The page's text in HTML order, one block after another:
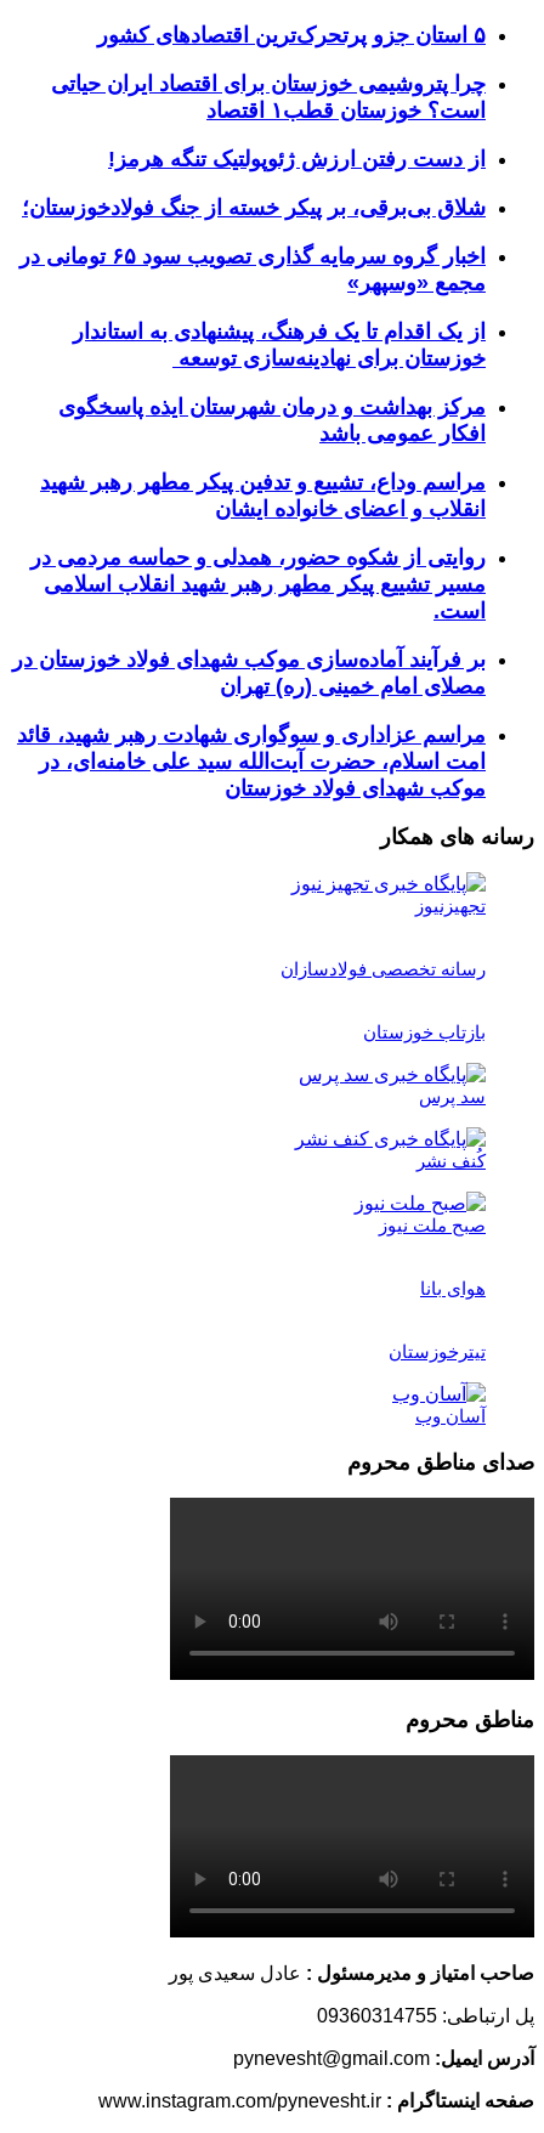
۵ استان جزو پرتحرک‌ترین اقتصاد‌های کشور
چرا پتروشیمی خوزستان برای اقتصاد ایران حیاتی
است؟ خوزستان قطب۱ اقتصاد
از دست رفتن ارزش ژئوپولتیک تنگه هرمز!
شلاق‌ بی‌برقی، بر پیکر خسته‌ از جنگ فولادخوزستان؛
اخبار گروه سرمایه گذاری تصویب سود ۶۵ تومانی در
مجمع «وسپهر»
از یک اقدام تا یک فرهنگ، پیشنهادی به استاندار
خوزستان برای نهادینه‌سازی توسعه
مرکز بهداشت و درمان شهرستان ایذه پاسخگوی
افکار عمومی باشد
مراسم وداع، تشییع و تدفین پیکر مطهر رهبر شهید
انقلاب و اعضای خانواده ایشان
روایتی از شکوه حضور، همدلی و حماسه مردمی در
مسیر تشییع پیکر مطهر رهبر شهید انقلاب اسلامی
است.
بر فرآیند آماده‌سازی موکب شهدای فولاد خوزستان در
مصلای امام خمینی (ره) تهران
مراسم عزاداری و سوگواری شهادت رهبر شهید، قائد
امت اسلام، حضرت آیت‌الله سید علی خامنه‌ای، در
موکب شهدای فولاد خوزستان
رسانه های همکار
تجهیزنیوز
رسانه تخصصی فولادسازان
بازتاب خوزستان
سد پرس
کُنف نشر
صبح ملت نیوز
هوای بانا
تیترخوزستان
آسان وب
صدای مناطق محروم
مناطق محروم
صاحب امتیاز و مدیرمسئول : عادل سعیدی پور
پل ارتباطی: 09360314755
آدرس ایمیل:
صفحه اینستاگرام :